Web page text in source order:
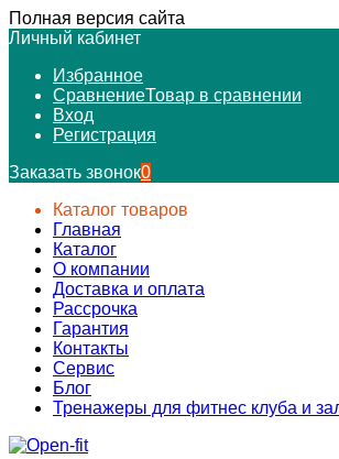
Полная версия сайта
Личный кабинет
Избранное
СравнениеТовар в сравнении
Вход
Регистрация
Заказать звонок0
Каталог товаров
Главная
Каталог
О компании
Доставка и оплата
Рассрочка
Гарантия
Контакты
Сервис
Блог
Тренажеры для фитнес клуба и